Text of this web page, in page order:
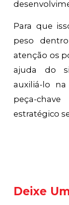
Para que
peso
atenção os
ajuda do
auxiliá-lo
peça-
estratégico
Deixe